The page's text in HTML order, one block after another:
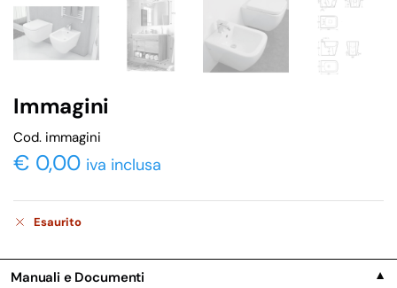
Immagini
Cod. immagini
€ 0,00 iva inclusa
Esaurito
Manuali e Documenti ▼